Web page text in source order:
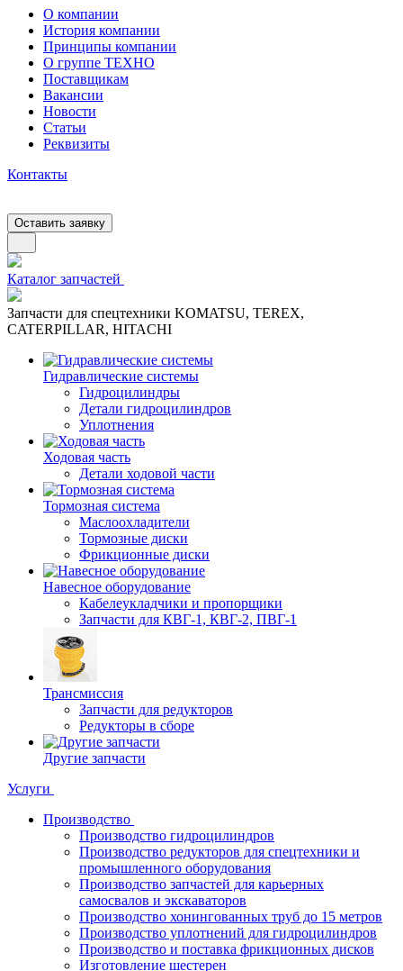
О компании
История компании
Принципы компании
О группе ТЕХНО
Поставщикам
Вакансии
Новости
Статьи
Реквизиты
Контакты
Оставить заявку
Каталог запчастей
Запчасти для спецтехники KOMATSU, TEREX,
CATERPILLAR, HITACHI
Гидравлические системы
Гидроцилиндры
Детали гидроцилиндров
Уплотнения
Ходовая часть
Детали ходовой части
Тормозная система
Маслоохладители
Тормозные диски
Фрикционные диски
Навесное оборудование
Кабелеукладчики и пропорщики
Запчасти для КВГ-1, КВГ-2, ПВГ-1
Трансмиссия
Запчасти для редукторов
Редукторы в сборе
Другие запчасти
Услуги
Производство
Производство гидроцилиндров
Производство редукторов для спецтехники и
промышленного оборудования
Производство запчастей для карьерных
самосвалов и экскаваторов
Производство хонингованных труб до 15 метров
Производство уплотнений для гидроцилиндров
Производство и поставка фрикционных дисков
Изготовление шестерен